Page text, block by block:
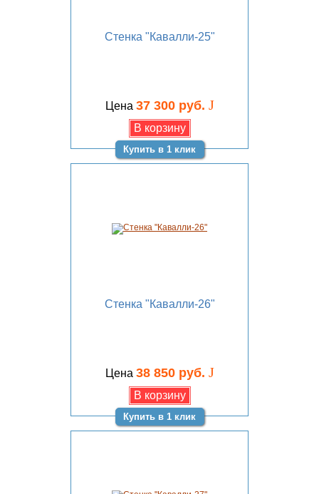
Стенка "Кавалли-25"
Цена 37 300 руб. J
Купить в 1 клик
Стенка "Кавалли-26"
Цена 38 850 руб. J
Купить в 1 клик